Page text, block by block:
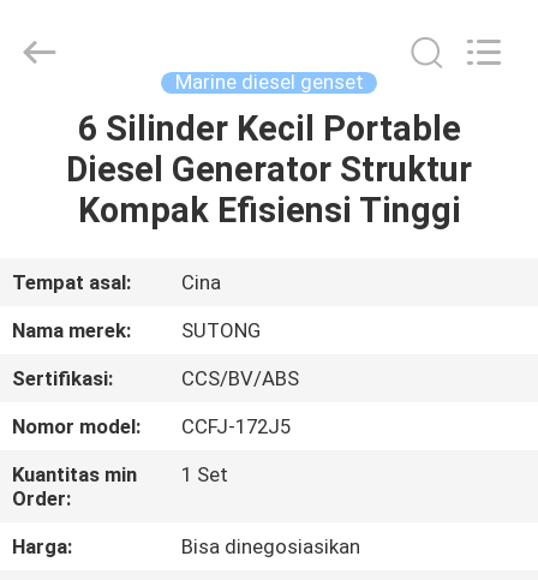
RUMAH
PRODUK
TENTANG
KAMI
TUR
PABRIK
KONTROL
KUALITAS
POWER
CO.,LTD.
Marine diesel genset
6 Silinder Kecil Portable
Diesel Generator Struktur
Kompak Efisiensi Tinggi
Tempat asal:
Cina
Nama merek:
SUTONG
Sertifikasi:
CCS/BV/ABS
Nomor model:
CCFJ-172J5
Kuantitas min
Order:
1 Set
Harga:
Bisa dinegosiasikan